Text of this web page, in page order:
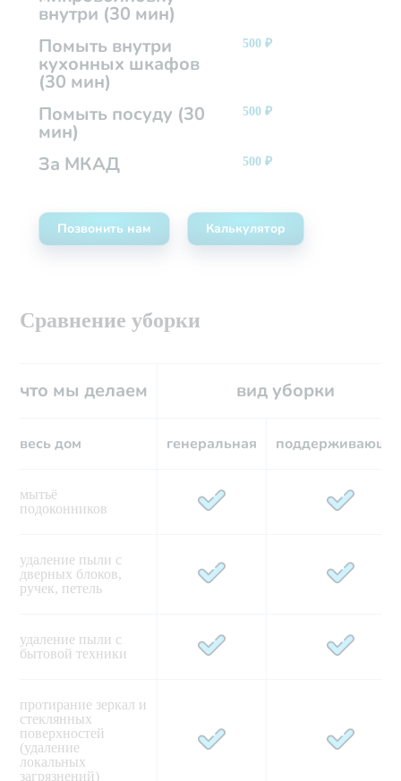
внутри (30 мин)
Помыть внутри
кухонных шкафов
(30 мин)
500₽
Помыть посуду (30
мин)
500₽
За МКАД 500₽
Позвонить нам Калькулятор
Сравнение уборки
что мы делаем вид уборки
весь дом генеральная
мытьё
подоконников
удаление пыли с
дверных блоков,
ручек, петель
удаление пыли с
бытовой техники
протирание зеркал и
стеклянных
поверхностей
(удаление
локальных
загрязнений)